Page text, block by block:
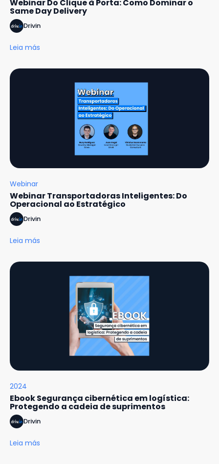
Webinar Do Clique à Porta: Como Dominar o
Same Day Delivery
Drivin
Leia más
Webinar
Webinar Transportadoras Inteligentes: Do
Operacional ao Estratégico
Drivin
Leia más
2024
Ebook Segurança cibernética em logística:
Protegendo a cadeia de suprimentos
Drivin
Leia más